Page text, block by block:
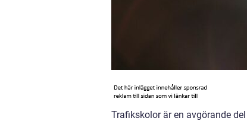
Trafikskolor är en avgörande